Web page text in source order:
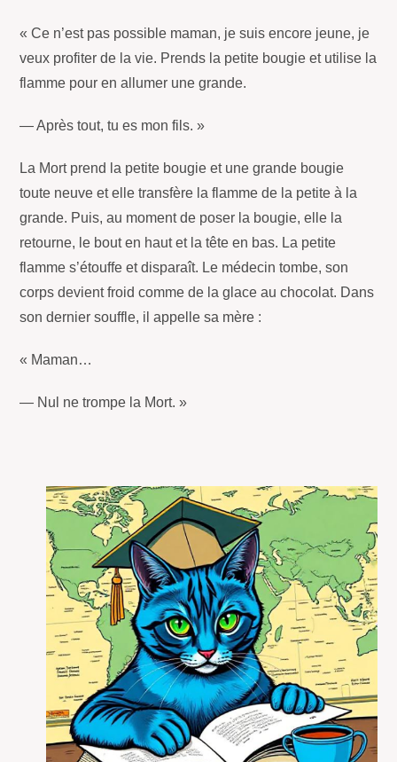
« Ce n’est pas possible maman, je suis encore jeune, je
veux profiter de la vie. Prends la petite bougie et utilise la
flamme pour en allumer une grande.
— Après tout, tu es mon fils. »
La Mort prend la petite bougie et une grande bougie
toute neuve et elle transfère la flamme de la petite à la
grande. Puis, au moment de poser la bougie, elle la
retourne, le bout en haut et la tête en bas. La petite
flamme s’étouffe et disparaît. Le médecin tombe, son
corps devient froid comme de la glace au chocolat. Dans
son dernier souffle, il appelle sa mère :
« Maman…
— Nul ne trompe la Mort. »